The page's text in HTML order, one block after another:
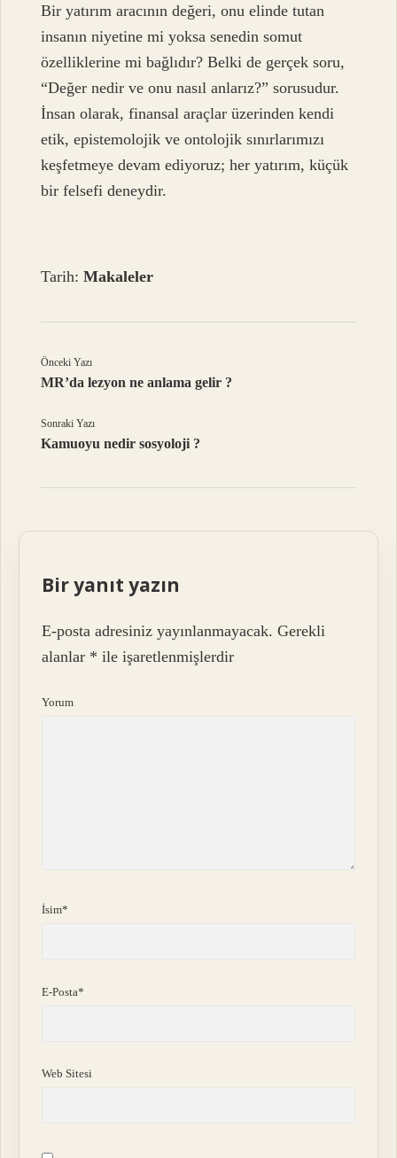
Bir yatırım aracının değeri, onu elinde tutan
insanın niyetine mi yoksa senedin somut
özelliklerine mi bağlıdır? Belki de gerçek soru,
“Değer nedir ve onu nasıl anlarız?” sorusudur.
İnsan olarak, finansal araçlar üzerinden kendi
etik, epistemolojik ve ontolojik sınırlarımızı
keşfetmeye devam ediyoruz; her yatırım, küçük
bir felsefi deneydir.
Tarih:Makaleler
Önceki Yazı
MR’da lezyon ne anlama gelir ?
Sonraki Yazı
Kamuoyu nedir sosyoloji ?
Bir yanıt yazın
E-posta adresiniz yayınlanmayacak. Gerekli
alanlar * ile işaretlenmişlerdir
Yorum
İsim*
E-Posta*
Web Sitesi